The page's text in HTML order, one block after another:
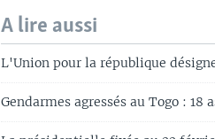
A lire aussi
L'Union pour la république
Gendarmes agressés au Togo :